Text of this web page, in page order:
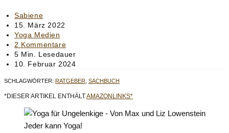
Beitrags-
Autor:
Sabiene
Beitrag
veröffentlicht:
15. März 2022
Beitrags-
Kategorie:
Yoga Medien
Beitrags-
Kommentare:
2 Kommentare
Lesedauer:
5 Min. Lesedauer
Beitrag
geändert
am:
10. Februar 2024
SCHLAGWÖRTER: RATGEBER, SACHBUCH
*DIESER ARTIKEL ENTHÄLTAMAZONLINKS*
Jeder kann Yoga!